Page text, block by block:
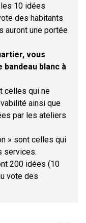
10 idées
des habitants
auront une portée
vous
blanc à
celles qui ne
ainsi que
par les ateliers
» sont celles qui
services.
200 idées (10
vote des